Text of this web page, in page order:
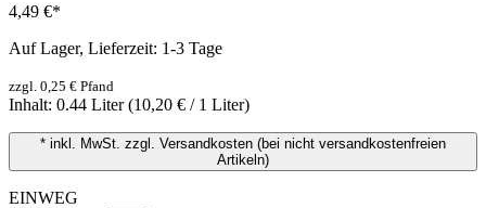
4,49 €*
Auf Lager, Lieferzeit: 1-3 Tage
zzgl. 0,25 € Pfand
Inhalt: 0.44 Liter(10,20 € / 1 Liter)
* inkl. MwSt. zzgl. Versandkosten (bei nicht versandkostenfreien
Artikeln)
EINWEG